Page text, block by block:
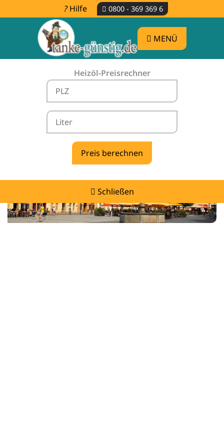
Hilfe 0800 - 369 369 6
MENÜ
Heizöl-Preisrechner
Schließen
Heizölpreise Groß Schacksdorf-
Simmersdorf -
vergleichen & günstig tanken